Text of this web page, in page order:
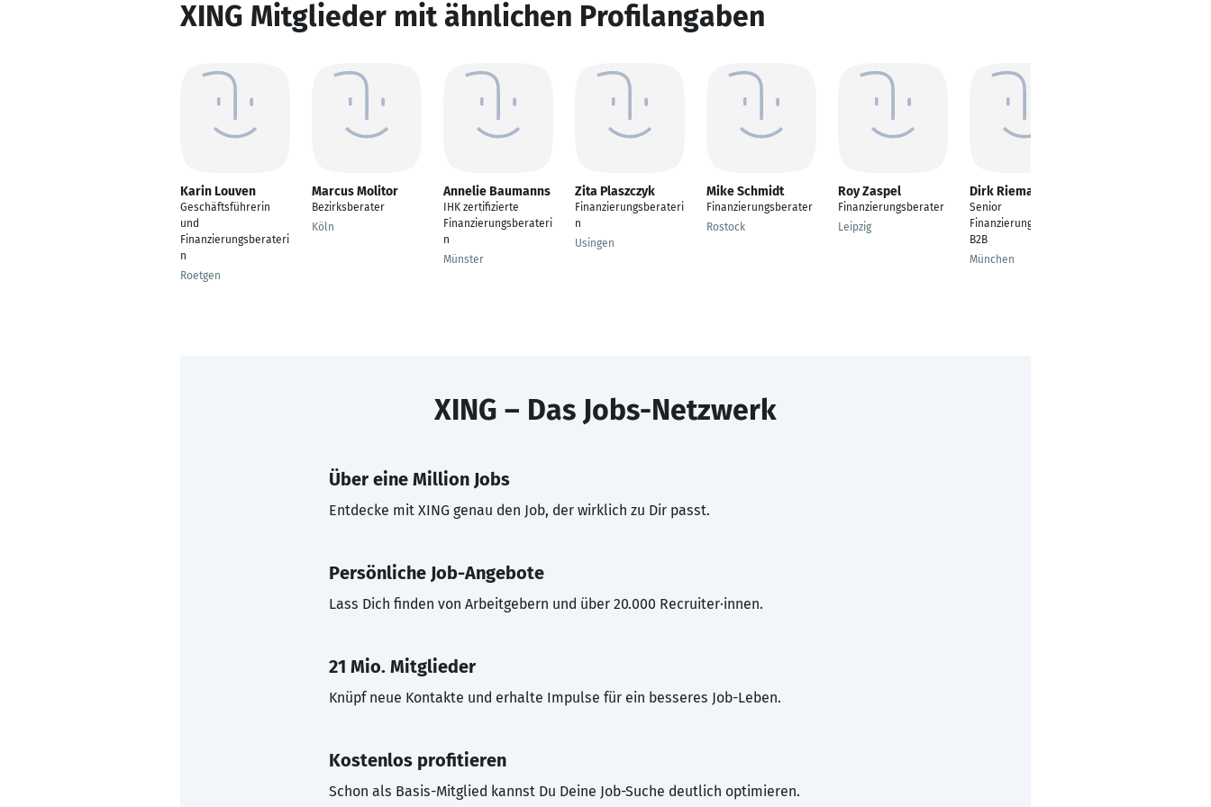
XING Mitglieder mit ähnlichen Profilangaben
Karin Louven
Geschäftsführerin
und
Finanzierungsberateri
n
Roetgen
Marcus Molitor
Bezirksberater
Köln
Annelie Baumanns
IHK zertifizierte
Finanzierungsberateri
n
Münster
Zita Plaszczyk
Finanzierungsberateri
n
Usingen
Mike Schmidt
Finanzierungsberater
Rostock
Roy Zaspel
Finanzierungsberater
Leipzig
Dirk Riemann
Senior
Finanzierungsberater
B2B
München
XING – Das Jobs-Netzwerk
Über eine Million Jobs
Entdecke mit XING genau den Job, der wirklich zu Dir passt.
Persönliche Job-Angebote
Lass Dich finden von Arbeitgebern und über 20.000 Recruiter·innen.
21 Mio. Mitglieder
Knüpf neue Kontakte und erhalte Impulse für ein besseres Job-Leben.
Kostenlos profitieren
Schon als Basis-Mitglied kannst Du Deine Job-Suche deutlich optimieren.